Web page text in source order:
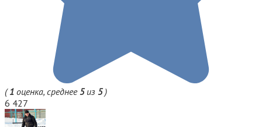
(1 оценка, среднее5из 5)
6 427